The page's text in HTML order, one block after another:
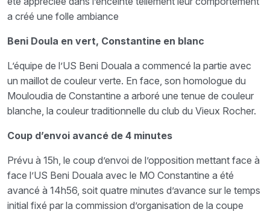
a créé une folle ambiance
Beni Doula en vert, Constantine en blanc
L’équipe de l’US Beni Douala a commencé la partie avec
un maillot de couleur verte. En face, son homologue du
Mouloudia de Constantine a arboré une tenue de couleur
blanche, la couleur traditionnelle du club du Vieux Rocher.
Coup d’envoi avancé de 4 minutes
Prévu à 15h, le coup d’envoi de l’opposition mettant face à
face l’US Beni Douala avec le MO Constantine a été
avancé à 14h56, soit quatre minutes d’avance sur le temps
initial fixé par la commission d’organisation de la coupe